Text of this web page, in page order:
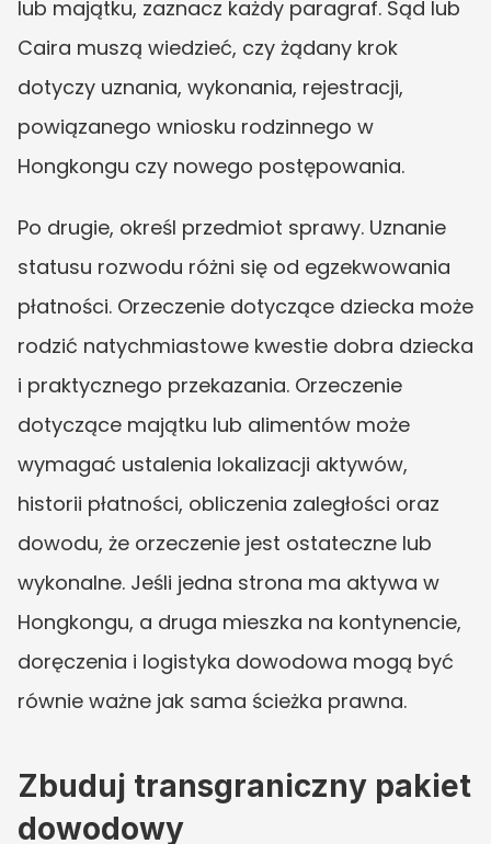
lub majątku, zaznacz każdy paragraf. Sąd lub
Caira muszą wiedzieć, czy żądany krok
dotyczy uznania, wykonania, rejestracji,
powiązanego wniosku rodzinnego w
Hongkongu czy nowego postępowania.
Po drugie, określ przedmiot sprawy. Uznanie
statusu rozwodu różni się od egzekwowania
płatności. Orzeczenie dotyczące dziecka może
rodzić natychmiastowe kwestie dobra dziecka
i praktycznego przekazania. Orzeczenie
dotyczące majątku lub alimentów może
wymagać ustalenia lokalizacji aktywów,
historii płatności, obliczenia zaległości oraz
dowodu, że orzeczenie jest ostateczne lub
wykonalne. Jeśli jedna strona ma aktywa w
Hongkongu, a druga mieszka na kontynencie,
doręczenia i logistyka dowodowa mogą być
równie ważne jak sama ścieżka prawna.
Zbuduj transgraniczny pakiet
dowodowy